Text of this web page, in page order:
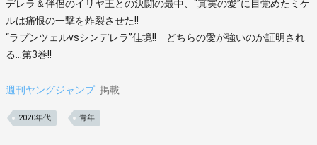
デレラ＆伴侶のイリヤ王との決闘の最中、“真実の愛”に目覚めたミケ
ルは痛恨の一撃を炸裂させた!!
“ラプンツェルvsシンデレラ”佳境!! どちらの愛が強いのか証明され
る…第3巻!!
週刊ヤングジャンプ 掲載
2020年代 青年